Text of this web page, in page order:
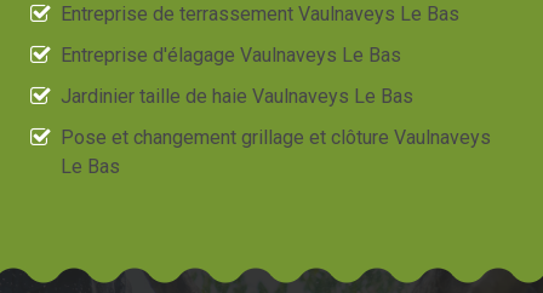
Entreprise de terrassement Vaulnaveys Le Bas
Entreprise d'élagage Vaulnaveys Le Bas
Jardinier taille de haie Vaulnaveys Le Bas
Pose et changement grillage et clôture Vaulnaveys
Le Bas